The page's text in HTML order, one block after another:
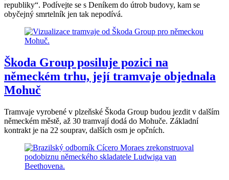
republiky“. Podívejte se s Deníkem do útrob budovy, kam se
obyčejný smrtelník jen tak nepodívá.
Škoda Group posiluje pozici na
německém trhu, její tramvaje objednala
Mohuč
Tramvaje vyrobené v plzeňské Škoda Group budou jezdit v dalším
německém městě, až 30 tramvají dodá do Mohuče. Základní
kontrakt je na 22 souprav, dalších osm je opčních.